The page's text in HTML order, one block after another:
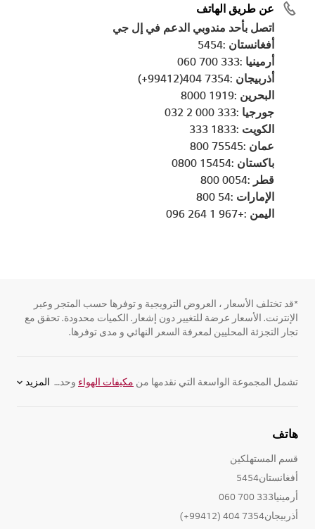
عن طريق الهاتف
اتصل بأحد مندوبي الدعم في إل جي
أفغانستان :5454
أرمينيا :333 700 060
أذربيجان :7354 404(99412+)
البحرين :1919 8000
جورجيا :333 000 2 032
الكويت :1833 333
عمان :75545 800
باكستان :15454 0800
قطر :0054 800
الإمارات :54 800
اليمن :+967 1 264 096
*قد تختلف الأسعار ، العروض الترويجية و توفرها حسب المتجر وعبر
الإنترنت. الأسعار عرضة للتغيير دون إشعار. الكميات محدودة. تحقق مع
تجار التجزئة المحليين لمعرفة السعر النهائي و مدى توفرها.
تشمل المجموعة الواسعة التي نقدمها من مكيفات الهواء وحدات تكييف سبليت استوائية. وتحافظ هذه المكيفات على جو منزلك في درجة حرارة مثالية، كما تضم ميزات مبتكرة مثل لوحات ARTCOOL القابلة للتغيير إلى جانب مرشحات خفض الحساسية. استعرض مجموعة المكيفات التي نقدمها عبر الإنترنت. المزيد
هاتف
قسم المستهلكين
أفغانستان5454
أرمينيا333 700 060
أذربيجان7354 404 (99412+)